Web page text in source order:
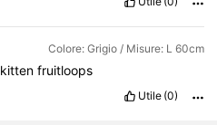
Colore: Grigio / Misure: L 60cm
kittenfruitloops
Utile (0)